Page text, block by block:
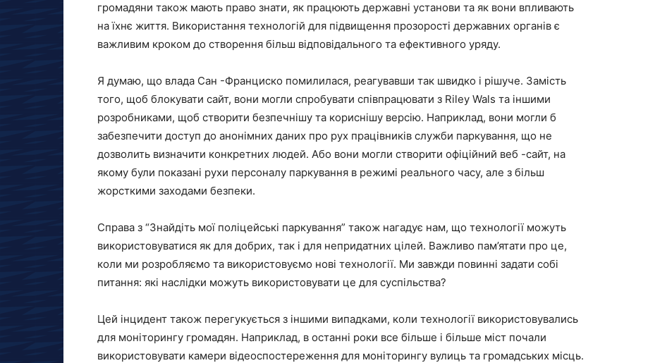
громадяни також мають право знати, як працюють державні установи та як вони впливають
на їхнє життя. Використання технологій для підвищення прозорості державних органів є
важливим кроком до створення більш відповідального та ефективного уряду.
Я думаю, що влада Сан -Франциско помилилася, реагувавши так швидко і рішуче. Замість
того, щоб блокувати сайт, вони могли спробувати співпрацювати з Riley Wals та іншими
розробниками, щоб створити безпечнішу та кориснішу версію. Наприклад, вони могли б
забезпечити доступ до анонімних даних про рух працівників служби паркування, що не
дозволить визначити конкретних людей. Або вони могли створити офіційний веб -сайт, на
якому були показані рухи персоналу паркування в режимі реального часу, але з більш
жорсткими заходами безпеки.
Справа з “Знайдіть мої поліцейські паркування” також нагадує нам, що технології можуть
використовуватися як для добрих, так і для непридатних цілей. Важливо пам’ятати про це,
коли ми розробляємо та використовуємо нові технології. Ми завжди повинні задати собі
питання: які наслідки можуть використовувати це для суспільства?
Цей інцидент також перегукується з іншими випадками, коли технології використовувались
для моніторингу громадян. Наприклад, в останні роки все більше і більше міст почали
використовувати камери відеоспостереження для моніторингу вулиць та громадських місць.